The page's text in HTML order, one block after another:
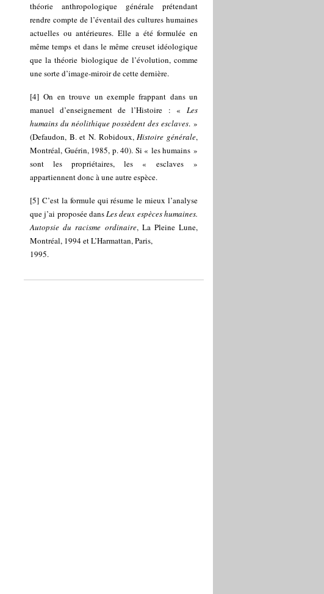
théorie anthropologique générale prétendant
rendre compte de l’éventail des cultures humaines
actuelles ou antérieures. Elle a été formulée en
même temps et dans le même creuset idéologique
que la théorie biologique de l’évolution, comme
une sorte d’image-miroir de cette dernière.
[4]On en trouve un exemple frappant dans un
manuel d’enseignement de l’Histoire : « Les
humains du néolithique possèdent des esclaves. »
(Defaudon, B. et N. Robidoux,Histoire générale,
Montréal, Guérin, 1985, p. 40). Si « les humains »
sont les propriétaires, les « esclaves »
appartiennent donc à une autre espèce.
[5] C’est la formule qui résume le mieux l’analyse
que j’ai proposée dansLes deux espèces humaines.
Autopsie du racisme ordinaire, La Pleine Lune,
Montréal, 1994 et L’Harmattan, Paris,
1995.